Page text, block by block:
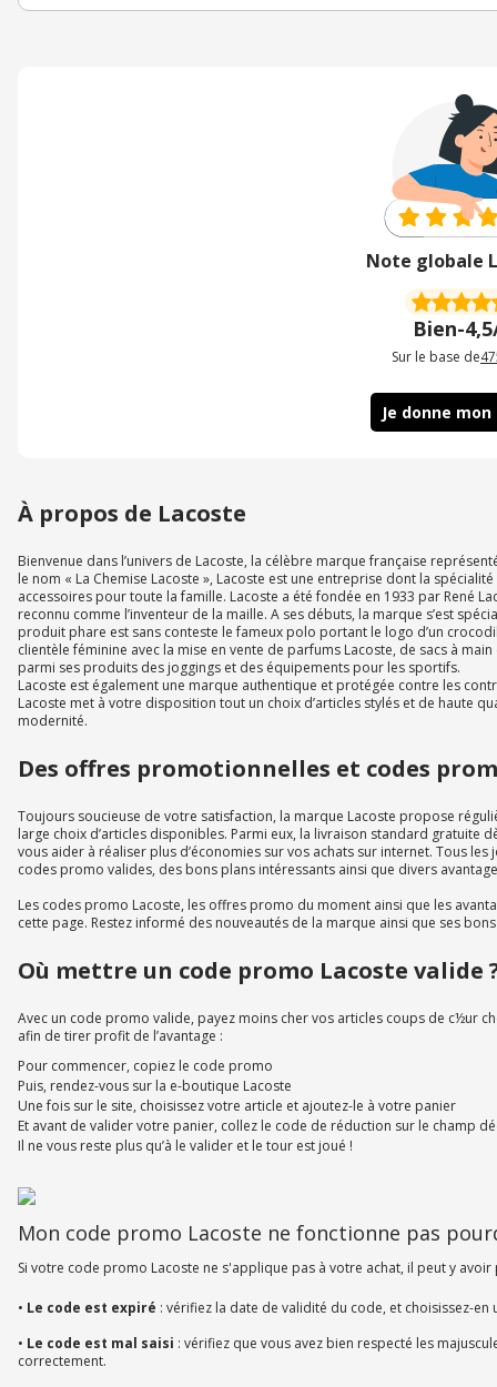
Note globale
Bien-
Sur le base de
Je donne mon
À propos de Lacoste
Bienvenue dans l’univers de Lacoste, la célèbre marque française
le nom « La Chemise Lacoste », Lacoste est une entreprise dont la
accessoires pour toute la famille. Lacoste a été fondée en 1933 par René
reconnu comme l’inventeur de la maille. A ses débuts, la marque s’est
produit phare est sans conteste le fameux polo portant le logo d’un
clientèle féminine avec la mise en vente de parfums Lacoste, de sacs à
parmi ses produits des joggings et des équipements pour les sportifs.
Lacoste est également une marque authentique et protégée contre les
Lacoste met à votre disposition tout un choix d’articles stylés et de haute
modernité.
Des offres promotionnelles et codes
Toujours soucieuse de votre satisfaction, la marque Lacoste propose
large choix d’articles disponibles. Parmi eux, la livraison standard gratuite
vous aider à réaliser plus d’économies sur vos achats sur internet. Tous
codes promo valides, des bons plans intéressants ainsi que divers
Les codes promo Lacoste, les offres promo du moment ainsi que les
cette page. Restez informé des nouveautés de la marque ainsi que ses
Où mettre un code promo Lacoste valide
Avec un code promo valide, payez moins cher vos articles coups de c½ur
afin de tirer profit de l’avantage :
Pour commencer, copiez le code promo
Puis, rendez-vous sur la e-boutique Lacoste
Une fois sur le site, choisissez votre article et ajoutez-le à votre panier
Et avant de valider votre panier, collez le code de réduction sur le champ
Il ne vous reste plus qu’à le valider et le tour est joué !
Mon code promo Lacoste ne fonctionne pas
Si votre code promo Lacoste ne s'applique pas à votre achat, il peut y avoir
• Le code est expiré : vérifiez la date de validité du code, et choisissez-
• Le code est mal saisi : vérifiez que vous avez bien respecté les
correctement.